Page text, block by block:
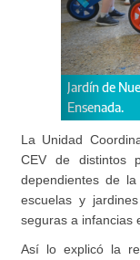
Se trabajó
educación
La Unidad
CEV de distintos
dependientes de
escuelas y
seguras a infancias
Así lo explicó la